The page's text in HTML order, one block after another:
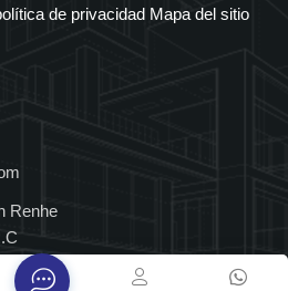
y ha sido reconocido durante
y nacionales.
de privacidad Mapa del sitio
Renhe